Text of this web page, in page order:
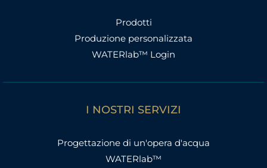
Prodotti
Produzione personalizzata
WATERlab™ Login
I NOSTRI SERVIZI
Progettazione di un'opera d'acqua
WATERlab™